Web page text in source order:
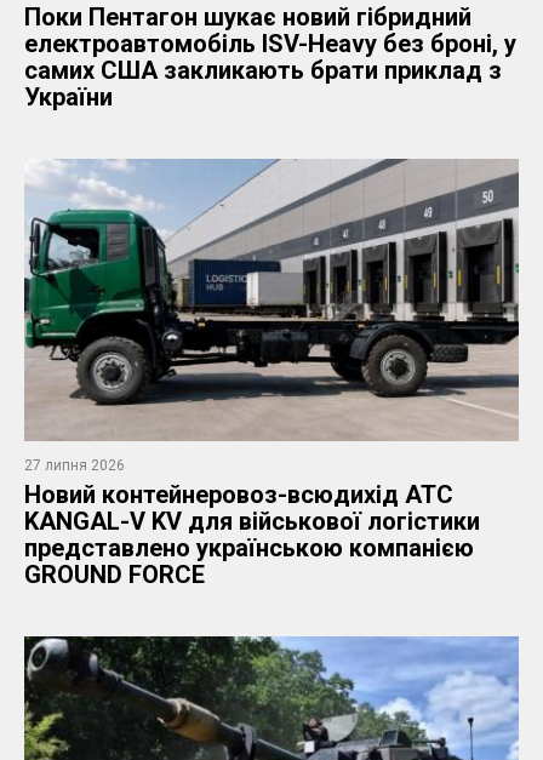
Поки Пентагон шукає новий гібридний
електроавтомобіль ISV-Heavy без броні, у
самих США закликають брати приклад з
України
27 липня 2026
​Новий контейнеровоз-всюдихід АТС
KANGAL-V KV для військової логістики
представлено українською компанією
GROUND FORCE